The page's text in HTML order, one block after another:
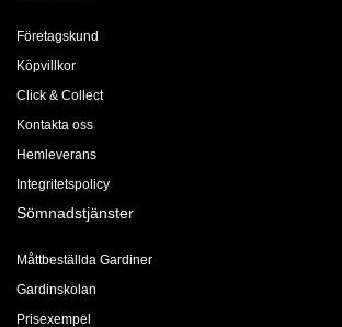
Företagskund
Köpvillkor
Click & Collect
Kontakta oss
Hemleverans
Integritetspolicy
Sömnadstjänster
Måttbeställda Gardiner
Gardinskolan
Prisexempel